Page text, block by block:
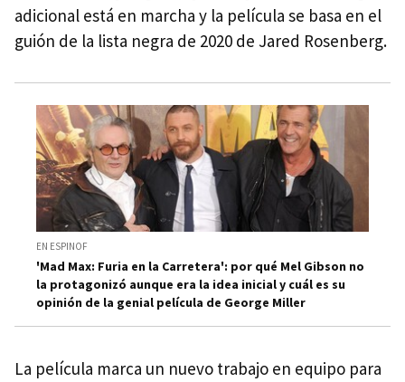
adicional está en marcha y la película se basa en el
guión de la lista negra de 2020 de Jared Rosenberg.
EN ESPINOF
'Mad Max: Furia en la Carretera': por qué Mel Gibson no
la protagonizó aunque era la idea inicial y cuál es su
opinión de la genial película de George Miller
La película marca un nuevo trabajo en equipo para